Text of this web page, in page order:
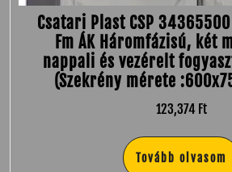
Csatari Plast CSP
Fm ÁK Háromfázisú, két
nappali és vezérelt
(Szekrény mérete
123,374 Ft
Tovább olvasom